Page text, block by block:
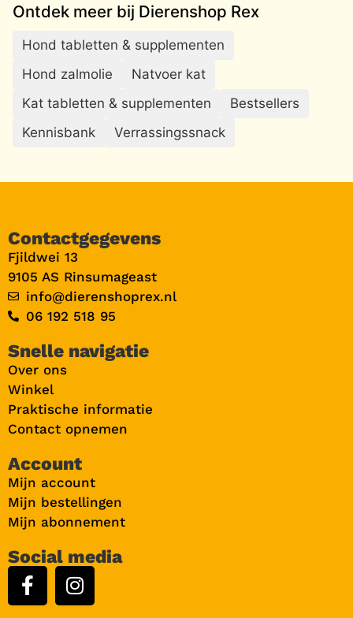
Ontdek meer bij Dierenshop Rex
Hond tabletten & supplementen
Hond zalmolie
Natvoer kat
Kat tabletten & supplementen
Bestsellers
Kennisbank
Verrassingssnack
Contactgegevens
Fjildwei 13
9105 AS Rinsumageast
info@dierenshoprex.nl
06 192 518 95
Snelle navigatie
Over ons
Winkel
Praktische informatie
Contact opnemen
Account
Mijn account
Mijn bestellingen
Mijn abonnement
Social media